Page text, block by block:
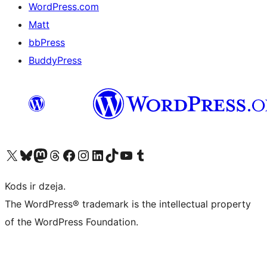
WordPress.com
Matt
bbPress
BuddyPress
Apmeklējiet mūsu X (agrāk Twitter) kontu
Apmeklējiet mūsu Bluesky kontu
Apmeklējiet mūsu Mastodon kontu
Apmeklējiet mūsu Threads kontu
Apmeklējiet mūsu Facebook lapuApmeklējiet mūsu Instagram kontu
Apmeklējiet mūsu LinkedIn kontu
Apmeklējiet mūsu TikTok kontu
Apmeklējiet mūsu YouTube kanālu
Apmeklējiet mūsu Tumblr kontu
Kods ir dzeja.
The WordPress® trademark is the intellectual property
of the WordPress Foundation.